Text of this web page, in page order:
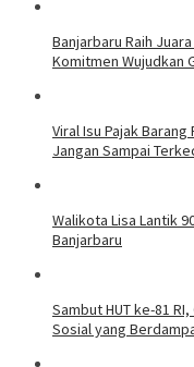
Banjarbaru Raih
Komitmen Wujudkan
Viral Isu Pajak
Jangan Sampai
Walikota Lisa Lantik
Banjarbaru
Sambut HUT ke-81
Sosial yang